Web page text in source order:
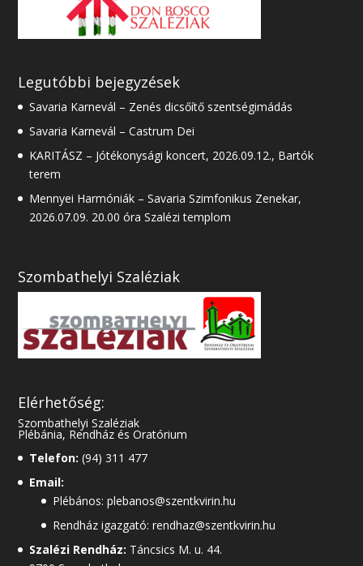
Legutóbbi bejegyzések
Savaria Karnevál – Zenés dicsőítő szentségimádás
Savaria Karnevál – Castrum Dei
KARITÁSZ – Jótékonysági koncert, 2026.09.12., Bartók
terem
Mennyei Harmóniák – Savaria Szimfonikus Zenekar,
2026.07.09. 20.00 óra Szalézi templom
Szombathelyi Szaléziak
Elérhetőség:
Szombathelyi Szaléziak
Plébánia, Rendház és Oratórium
Telefon:(94) 311 477
Email:
Plébános: plebanos@szentkvirin.hu
Rendház igazgató: rendhaz@szentkvirin.hu
Szalézi Rendház: Táncsics M. u. 44.